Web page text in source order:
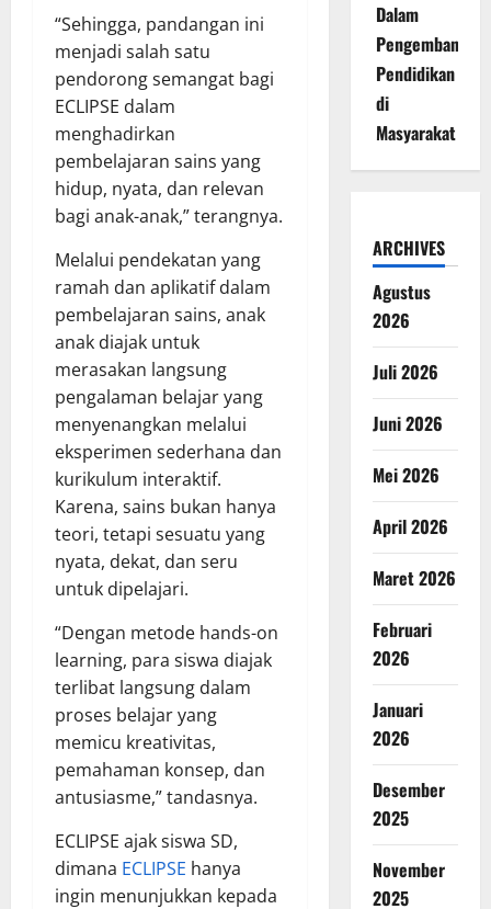
“Sehingga, pandangan ini
menjadi salah satu
pendorong semangat bagi
ECLIPSE dalam
menghadirkan
pembelajaran sains yang
hidup, nyata, dan relevan
bagi anak-anak,” terangnya.
Melalui pendekatan yang
ramah dan aplikatif dalam
pembelajaran sains, anak
anak diajak untuk
merasakan langsung
pengalaman belajar yang
menyenangkan melalui
eksperimen sederhana dan
kurikulum interaktif.
Karena, sains bukan hanya
teori, tetapi sesuatu yang
nyata, dekat, dan seru
untuk dipelajari.
“Dengan metode hands-on
learning, para siswa diajak
terlibat langsung dalam
proses belajar yang
memicu kreativitas,
pemahaman konsep, dan
antusiasme,” tandasnya.
ECLIPSE ajak siswa SD,
dimana ECLIPSE hanya
ingin menunjukkan kepada
Dalam
Pengembangan
Pendidikan
di
Masyarakat
ARCHIVES
Agustus
2026
Juli 2026
Juni 2026
Mei 2026
April 2026
Maret 2026
Februari
2026
Januari
2026
Desember
2025
November
2025